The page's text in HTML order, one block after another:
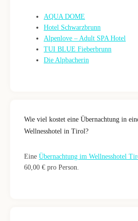
AQUA DOME
Hotel Schwarzbrunn
Alpenlove – Adult SPA Hotel
TUI BLUE Fieberbrunn
Die Alpbacherin
Wie viel kostet eine Übernachtung in
Wellnesshotel in Tirol?
Eine Übernachtung im Wellnesshotel
60,00 € pro Person.